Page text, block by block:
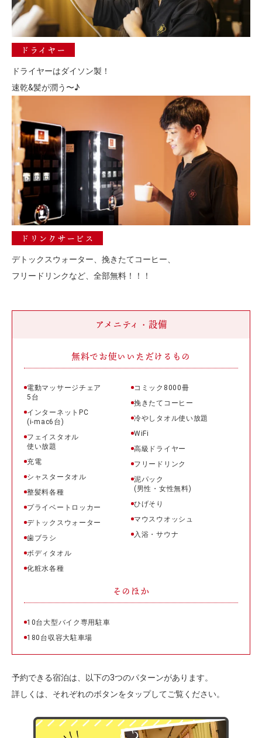
ドライヤー
ドライヤーはダイソン製！
速乾&髪が潤う〜♪
ドリンクサービス
デトックスウォーター、挽きたてコーヒー、
フリードリンクなど、全部無料！！！
アメニティ・設備
無料でお使いいただけるもの
電動マッサージチェア
5台
インターネットPC
(i-mac6台)
フェイスタオル
使い放題
充電
シャスタータオル
整髪料各種
プライベートロッカー
デトックスウォーター
歯ブラシ
ボディタオル
化粧水各種
コミック8000冊
挽きたてコーヒー
冷やしタオル使い放題
WiFi
高級ドライヤー
フリードリンク
泥パック
(男性・女性無料)
ひげそり
マウスウオッシュ
入浴・サウナ
そのほか
10台大型バイク専用駐車
180台収容大駐車場
予約できる宿泊は、以下の3つのパターンがあります。
詳しくは、それぞれのボタンをタップしてご覧ください。